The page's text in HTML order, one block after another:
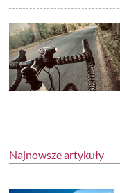
Najnowsze artykuły